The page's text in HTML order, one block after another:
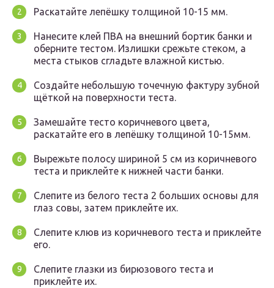
Раскатайте лепёшку толщиной 10-15 мм.
Нанесите клей ПВА на внешний бортик банки и
оберните тестом. Излишки срежьте стеком, а
места стыков сгладьте влажной кистью.
Создайте небольшую точечную фактуру зубной
щёткой на поверхности теста.
Замешайте тесто коричневого цвета,
раскатайте его в лепёшку толщиной 10-15мм.
Вырежьте полосу шириной 5 см из коричневого
теста и приклейте к нижней части банки.
Слепите из белого теста 2 больших основы для
глаз совы, затем приклейте их.
Слепите клюв из коричневого теста и приклейте
его.
Слепите глазки из бирюзового теста и
приклейте их.